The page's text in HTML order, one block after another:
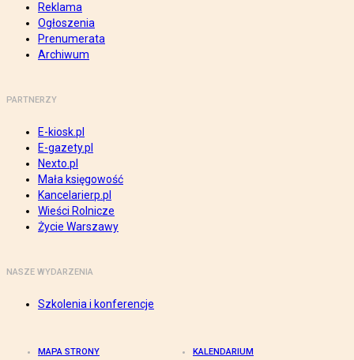
Reklama
Ogłoszenia
Prenumerata
Archiwum
PARTNERZY
E-kiosk.pl
E-gazety.pl
Nexto.pl
Mała księgowość
Kancelarierp.pl
Wieści Rolnicze
Życie Warszawy
NASZE WYDARZENIA
Szkolenia i konferencje
MAPA STRONY KALENDARIUM